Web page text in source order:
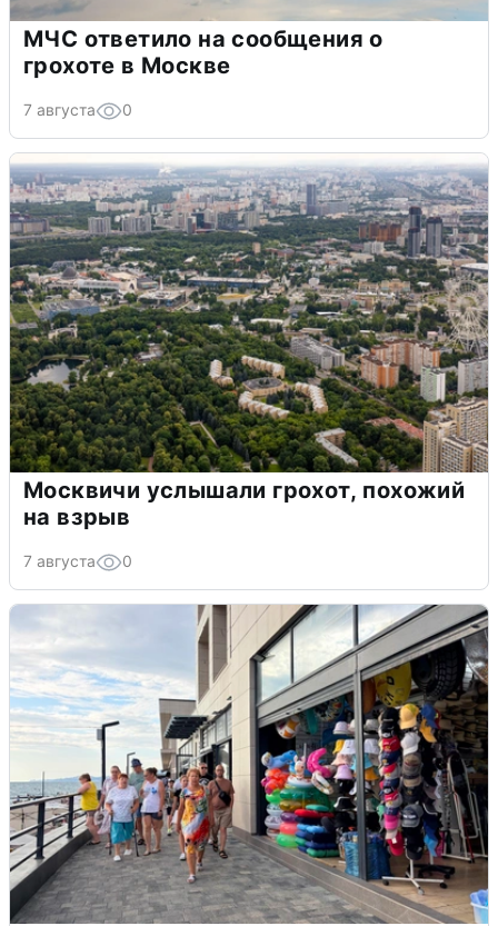
МЧС ответило на сообщения о
грохоте в Москве
7 августа 0
Москвичи услышали грохот, похожий
на взрыв
7 августа 0